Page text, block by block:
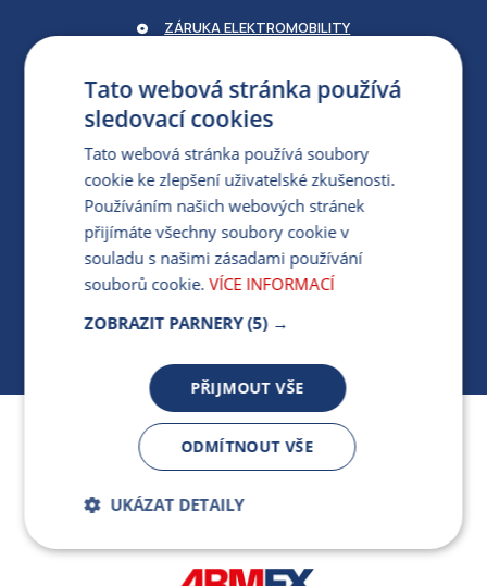
Jsme součástí skupiny ARMEX a členem Asociace
nezávislých dodavatelů energií.
ZÁRUKA ELEKTROMOBILITY
PRO MÉDIA
MÁM DOTAZ KE STÁVAJÍCÍ SMLOUVĚ
412 154 154
PO-PÁ 7:30-17:00
Tato webová stránka používá
sledovací cookies
Tato webová stránka používá soubory
cookie ke zlepšení uživatelské zkušenosti.
Používáním našich webových stránek
přijímáte všechny soubory cookie v
souladu s našimi zásadami používání
souborů cookie. VÍCE INFORMACÍ
ZOBRAZIT PARNERY (5) →
PŘIJMOUT VŠE
ODMÍTNOUT VŠE
UKÁZAT DETAILY
Bezpodmínečně
nutné soubory
Výkonnostní